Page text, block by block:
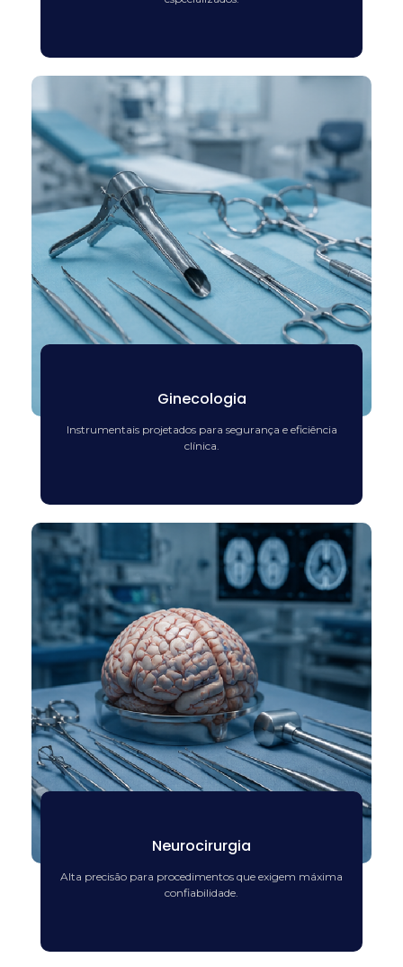
Ginecologia
Instrumentais projetados para segurança e eficiência
clínica.
Neurocirurgia
Alta precisão para procedimentos que exigem máxima
confiabilidade.